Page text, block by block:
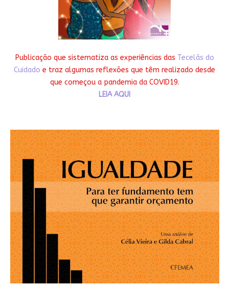
Publicação que sistematiza as experiências das Tecelãs do
Cuidado e traz algumas reflexões que têm realizado desde
que começou a pandemia da COVID19.
LEIA AQUI